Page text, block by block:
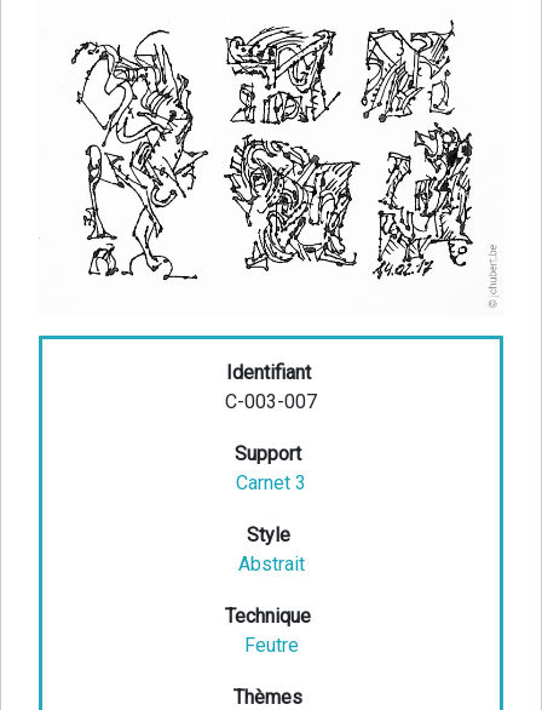
Identifiant
C-003-007
Support
Carnet 3
Style
Abstrait
Technique
Feutre
Thèmes